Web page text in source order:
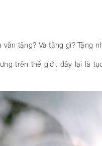
tặng? Và tặng gì? Tặng
trên thế giới, đây lại là